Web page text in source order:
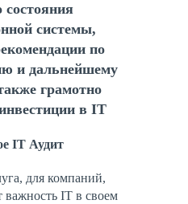
состояния
системы,
по
и дальнейшему
грамотно
в IT
IT Аудит
для компаний,
IT в своем